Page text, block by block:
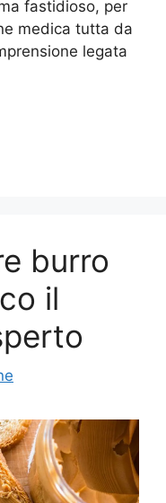
fastidioso, per
medica tutta da
legata
burro
il